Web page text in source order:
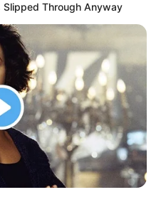
Slipped Through Anyway